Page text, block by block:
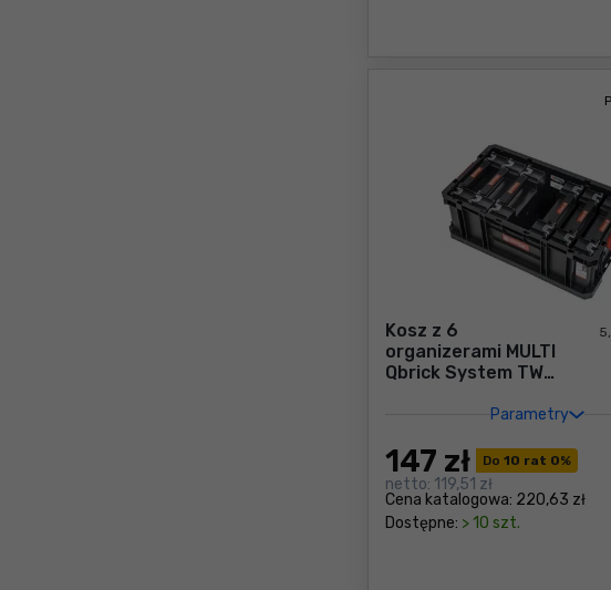
Kosz z 6
organizerami MULTI
Qbrick System TWO
Parametry
Do 10 rat 0%
Cena katalogowa: 220,63 zł
147 zł
netto: 119,51 zł
Dostępne: > 10 szt.